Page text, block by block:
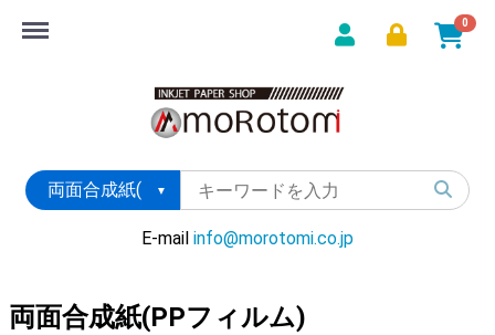
0
E-mail info@morotomi.co.jp
Menu
両面合成紙(PPフィルム)